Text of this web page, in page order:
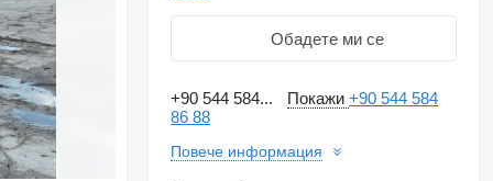
Обадете ми се
+90 544 584... Покажи+90 544 584
86 88
Повече информация